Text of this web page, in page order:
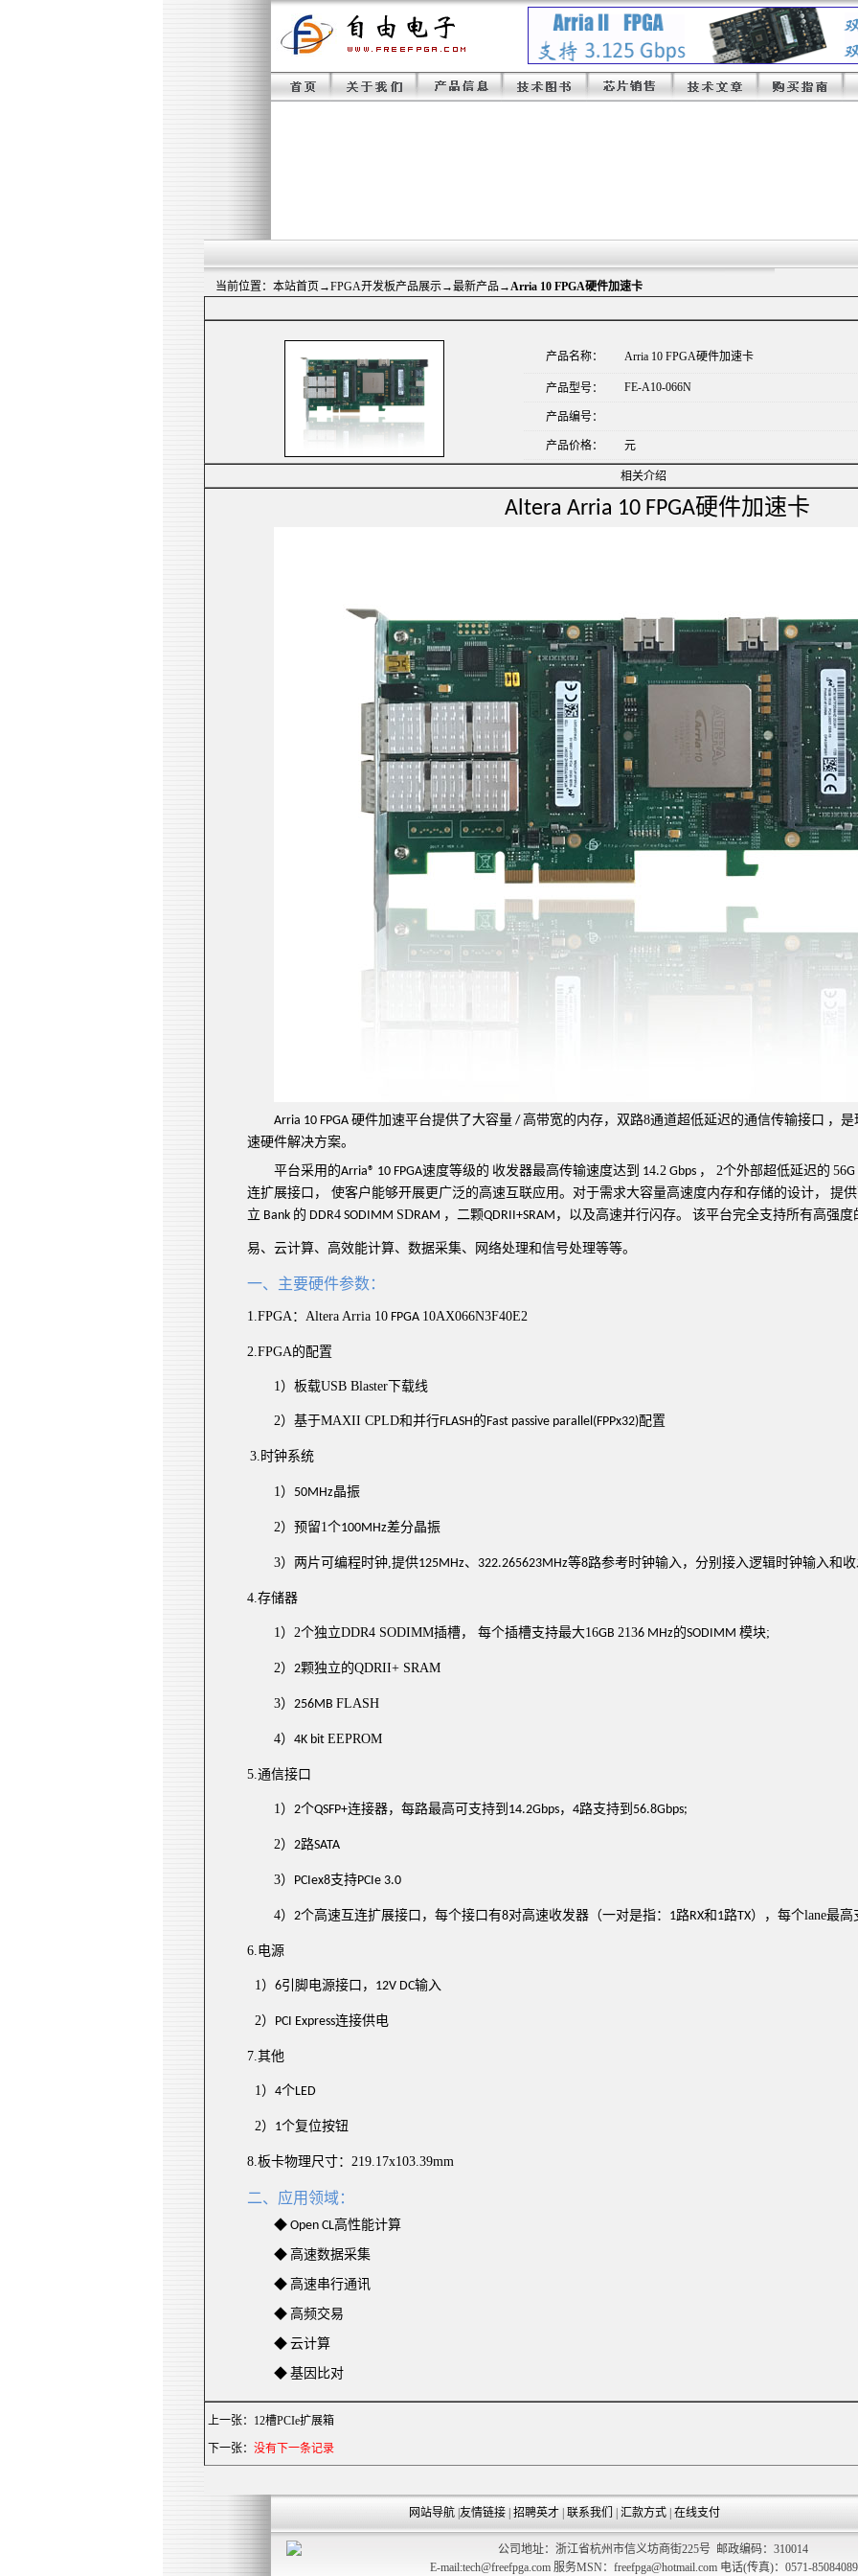
当前位置： 本站首页 →FPGA开发板产品展示→最新产品→Arria 10 FPGA硬件加速卡
产品名称： Arria 10 FPGA硬件加速卡
产品型号： FE-A10-066N
产品编号：
产品价格： 元
相关介绍
Altera Arria 10 FPGA硬件加速卡
Arria 10 FPGA 硬件加速平台提供了大容量 / 高带宽的内存， 双路8通道超低延迟的通信传输接口 ， 是
速硬件解决方案。
平台采用的Arria® 10 FPGA速度等级的 收发器最高传输速度达到 14.2 Gbps ， 2个外部超低延迟的 56G
连扩展接口，
使客户能够开展更广泛的高速互联应用。对于需求大容量高速度内存和存储的设计，
提
立 Bank 的 DDR4 SODIMM SDRAM ，二颗QDRII+SRAM ，以及高速并行闪存。 该平台完全支持所有高强度
易、云计算、高效能计算、数据采集、网络处理和信号处理等等。
一、 主要硬件参数：
1.FPGA： Altera Arria 10 FPGA 10AX066N3F40E2
2.FPGA的配置
1） 板载USB Blaster 下载线
2） 基于MAXII CPLD和并行FLASH的Fast passive parallel(FPPx32)配置
3. 时钟系统
1） 50MHz晶振
2） 预留1个100MHz差分晶振
3） 两片 可编程时钟,提供125MHz、 322.265623MHz等8路参考时钟输入，分别接入逻辑时钟输入和
4.存储器
1） 2个独立DDR4 SODIMM插槽， 每个插槽支持最大16GB 2136 MHz的SODIMM 模块;
2） 2颗独立的QDRII+ SRAM
3） 256MB FLASH
4） 4K bit EEPROM
5.通信接口
1） 2个QSFP+连接器，每路最高可支持到 14.2Gbps， 4路支持到 56.8Gbps;
2） 2路SATA
3） PCIex8支持PCIe 3.0
4） 2个高速互连扩展接口，每个接口有8对高速收发器（一对是指： 1路RX和 1路TX） ，每个lane最高
6.电源
1） 6引脚电源接口， 12V DC输入
2） PCI Express连接供电
7.其他
1） 4个LED
2） 1个复位按钮
8.板卡物理尺寸： 219.17x103.39mm
二、 应用领域：
◆ Open CL高性能计算
◆ 高速数据采集
◆ 高速串行通讯
◆ 高频交易
◆ 云计算
◆ 基因比对
上一张： 12槽PCIe扩展箱
下一张： 没有下一条记录
网站导航 友情链接 招聘英才 联系我们 汇款方式 在线支付
公司地址：浙江省杭州市信义坊商街225号 邮政编码：310014
E-mail:tech@freefpga.com 服务MSN：freefpga@hotmail.com 电话(传真)：0571-85084089